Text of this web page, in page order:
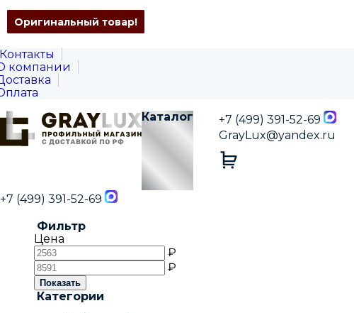
Контакты
компании
Каталог
+7 (499) 391-52-69
GrayLux@yandex.ru
+7 (499) 391-52-69
Фильтр
Цена
₽
₽
Показать
Категории
Оригинальный товар!
Оригинальный товар!
Оригинальный товар!
Оригинальный товар!
Оригинальный товар!
Оригинальный товар!
Оригинальный товар!
Оригинальный товар!